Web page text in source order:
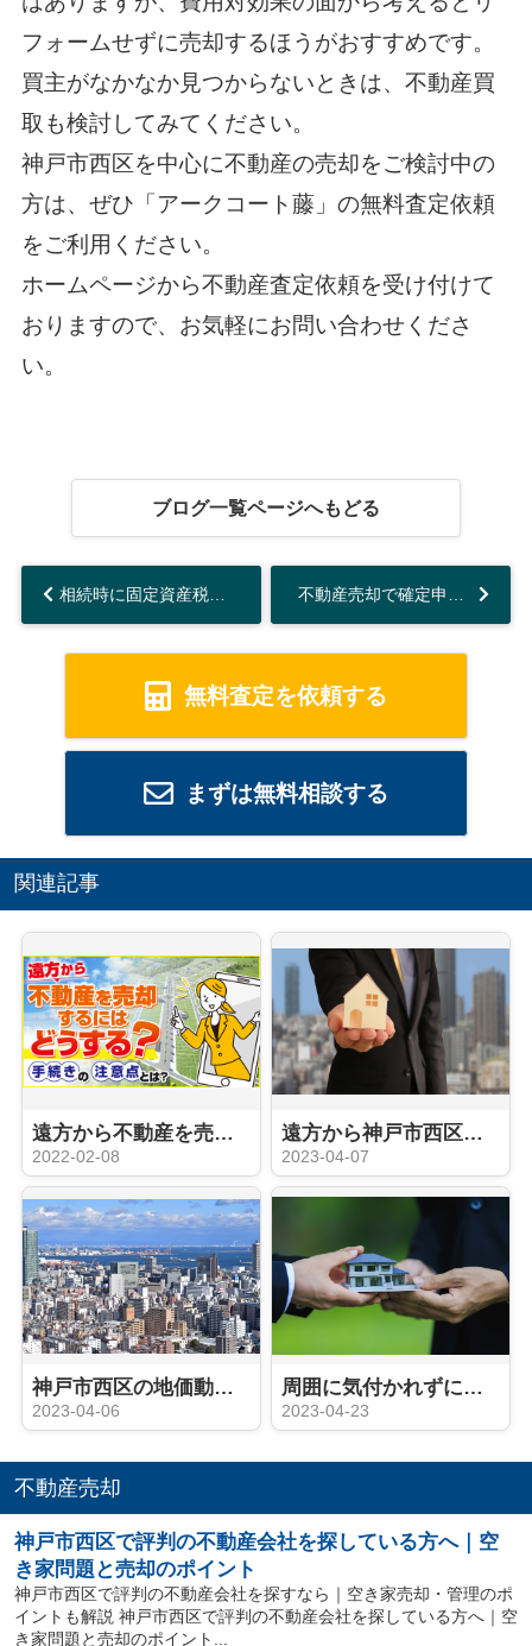
フォームせずに売却するほうがおすすめです。
買主がなかなか見つからないときは、不動産買
取も検討してみてください。
神戸市西区を中心に不動産の売却をご検討中の
方は、ぜひ「アークコート藤」の無料査定依頼
をご利用ください。
ホームページから不動産査定依頼を受け付けて
おりますので、お気軽にお問い合わせくださ
い。
ブログ一覧ページへもどる
相続時に固定資産税がかからない土地とはどのようなもの？...
無料査定を依頼する
まずは無料相談する
関連記事
遠方から不動産を売却するにはどうする？手続きの注意点とは？
2022-02-08
遠方から神戸市西区周辺にある不動産を売却する方法は？売却の流れを解説！
2023-04-07
神戸市西区の地価動向や人口動態は？不動産売却のタイミングはいつ？
2023-04-06
周囲に気付かれずに不動産売却したいですか？売却活動のポイントをご紹介
2023-04-23
不動産売却
神戸市西区で評判の不動産会社を探している方へ｜空
き家問題と売却のポイント
神戸市西区で評判の不動産会社を探すなら｜空き家売却・管理のポ
イントも解説 神戸市西区で評判の不動産会社を探している方へ｜空
き家問題と売却のポイント...